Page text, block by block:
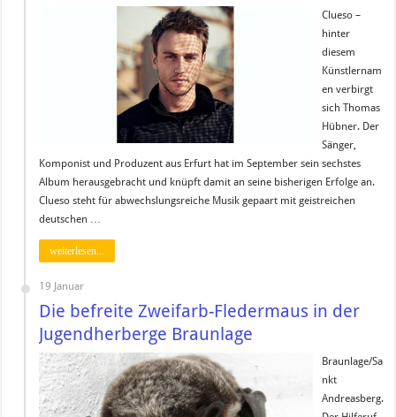
Clueso –
hinter
diesem
Künstlernam
en verbirgt
sich Thomas
Hübner. Der
Sänger,
Komponist und Produzent aus Erfurt hat im September sein sechstes
Album herausgebracht und knüpft damit an seine bisherigen Erfolge an.
Clueso steht für abwechslungsreiche Musik gepaart mit geistreichen
deutschen …
weiterlesen...
19 Januar
Die befreite Zweifarb-Fledermaus in der
Jugendherberge Braunlage
Braunlage/Sa
nkt
Andreasberg.